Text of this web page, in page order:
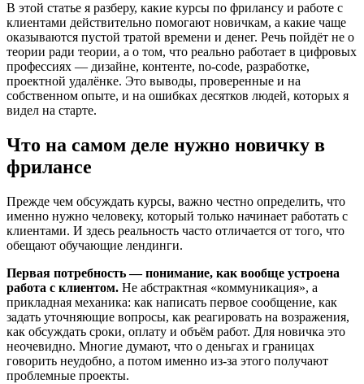
В этой статье я разберу, какие курсы по фрилансу и работе с
клиентами действительно помогают новичкам, а какие чаще
оказываются пустой тратой времени и денег. Речь пойдёт не о
теории ради теории, а о том, что реально работает в цифровых
профессиях — дизайне, контенте, no-code, разработке,
проектной удалёнке. Это выводы, проверенные и на
собственном опыте, и на ошибках десятков людей, которых я
видел на старте.
Что на самом деле нужно новичку в
фрилансе
Прежде чем обсуждать курсы, важно честно определить, что
именно нужно человеку, который только начинает работать с
клиентами. И здесь реальность часто отличается от того, что
обещают обучающие лендинги.
Первая потребность — понимание, как вообще устроена
работа с клиентом. Не абстрактная «коммуникация», а
прикладная механика: как написать первое сообщение, как
задать уточняющие вопросы, как реагировать на возражения,
как обсуждать сроки, оплату и объём работ. Для новичка это
неочевидно. Многие думают, что о деньгах и границах
говорить неудобно, а потом именно из-за этого получают
проблемные проекты.